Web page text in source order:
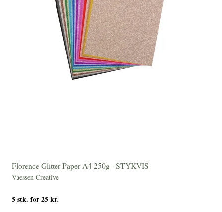
Florence Glitter Paper A4 250g - STYKVIS
Vaessen Creative
5 stk. for 25 kr.